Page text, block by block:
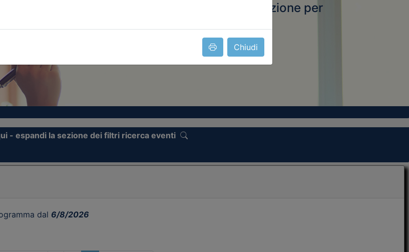
Chiudi
Il portale della formazione per
Ordini e Collegi
Professionali
- espandi la sezione dei filtri ricerca eventi
dal 6/8/2026